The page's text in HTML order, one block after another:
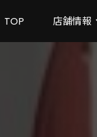
TOP 店舗情報